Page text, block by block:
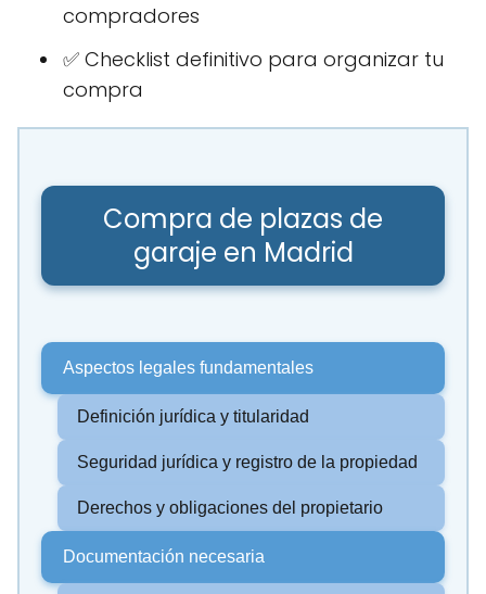
compradores
✅ Checklist definitivo para organizar tu
compra
Compra de plazas de
garaje en Madrid
Aspectos legales fundamentales
Definición jurídica y titularidad
Seguridad jurídica y registro de la propiedad
Derechos y obligaciones del propietario
Documentación necesaria